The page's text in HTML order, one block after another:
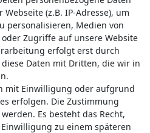
Rückruf?
(z.B. IP-Adresse), um
personalisieren, Medien von
Zugriffe auf unsere Website
erfolgt erst durch
Daten mit Dritten, die wir in
mit Einwilligung oder aufgrund
erfolgen. Die Zustimmung
Es besteht das Recht,
zu einem späteren
(z.B. IP-Adresse), um
personalisieren, Medien von
Zugriffe auf unsere Website
erfolgt erst durch
Daten mit Dritten, die wir in
mit Einwilligung oder aufgrund
erfolgen. Die Zustimmung
Es besteht das Recht,
zu einem späteren